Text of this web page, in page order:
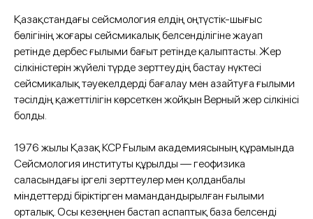
Қазақстандағы сейсмология елдің оңтүстік-шығыс
бөлігінің жоғары сейсмикалық белсенділігіне жауап
ретінде дербес ғылыми бағыт ретінде қалыптасты. Жер
сілкіністерін жүйелі түрде зерттеудің бастау нүктесі
сейсмикалық тәуекелдерді бағалау мен азайтуға ғылыми
тәсілдің қажеттілігін көрсеткен жойқын Верный жер сілкінісі
болды.
1976 жылы Қазақ КСР Ғылым академиясының құрамында
Сейсмология институты құрылды — геофизика
саласындағы іргелі зерттеулер мен қолданбалы
міндеттерді біріктірген мамандандырылған ғылыми
орталық. Осы кезеңнен бастап аспаптық база белсенді